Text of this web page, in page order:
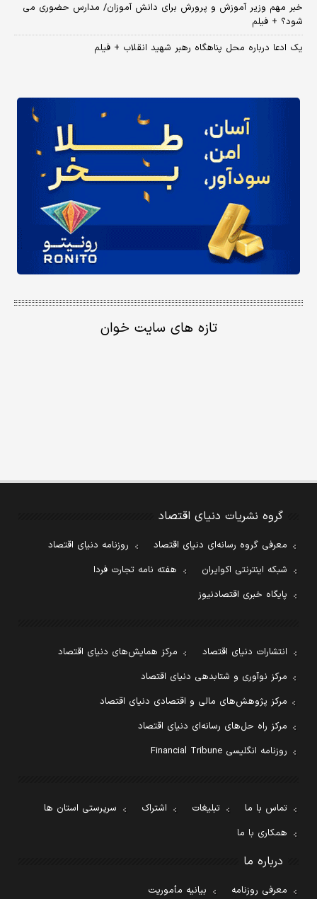
خبر مهم وزیر آموزش و پرورش برای دانش آموزان/ مدارس حضوری می
شود؟ + فیلم
یک ادعا درباره محل پناهگاه‌ رهبر شهید انقلاب + فیلم
تازه های سایت خوان
گروه نشریات دنیای اقتصاد
معرفی گروه رسانه‌ای دنیای اقتصاد
روزنامه دنیای اقتصاد
شبکه اینترنتی اکوایران
هفته نامه تجارت فردا
پایگاه خبری اقتصادنیوز
انتشارات دنیای اقتصاد
مرکز همایش‌های دنیای اقتصاد
مرکز نوآوری و شتابدهی دنیای اقتصاد
مرکز پژوهش‌های مالی و اقتصادی دنیای اقتصاد
مرکز راه حل‌های رسانه‌ای دنیای اقتصاد
روزنامه انگلیسی Financial Tribune
تماس با ما تبلیغات اشتراک
سرپرستی استان ها
همکاری با ما
درباره ما
معرفی روزنامه بیانیه مأموریت